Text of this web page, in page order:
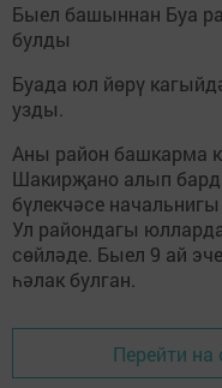
Быел башыннан Буа
булды
Буада юл йөрү
узды.
Аны район башкарма
Шакирҗано алып
бүлекчәсе
Ул райондагы
сөйләде. Быел 9 ай
һәлак булган.
Перейти на